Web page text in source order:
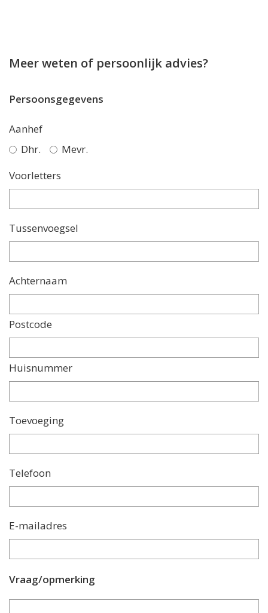
Meer weten of persoonlijk advies?
Persoonsgegevens
Aanhef
Dhr.
Mevr.
Voorletters
Tussenvoegsel
Achternaam
Postcode
Huisnummer
Toevoeging
Telefoon
E-mailadres
Vraag/opmerking